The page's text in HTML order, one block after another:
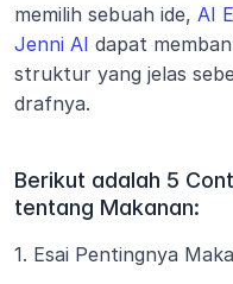
memilih sebuah ide, AI
Jenni AI dapat
struktur yang jelas
drafnya.
Berikut adalah 5
tentang Makanan:
1. Esai Pentingnya